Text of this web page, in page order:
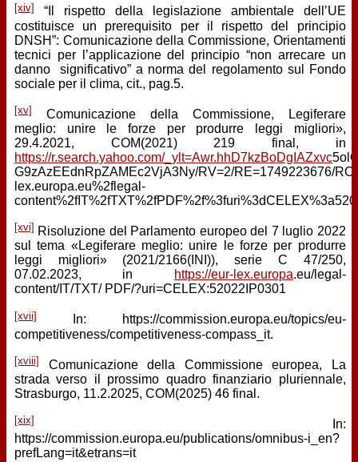
[xiv]
“Il rispetto della legislazione ambientale dell’UE
costituisce un prerequisito per il rispetto del principio
DNSH”: Comunicazione della Commissione, Orientamenti
tecnici per l’applicazione del principio “non arrecare un
danno significativo” a norma del regolamento sul Fondo
sociale per il clima, cit., pag.5.
[xv]
Comunicazione della Commissione, Legiferare
meglio: unire le forze per produrre leggi migliori»,
29.4.2021, COM(2021) 219 final, in
https://r.search.yahoo.com/_ylt=Awr.hhD7kzBoDgIAZxvc
G9zAzEEdnRpZAMEc2VjA3Ny/RV=2/RE=1749223676/
lex.europa.eu%2flegal-
[xvi] Risoluzione del Parlamento europeo del 7 luglio 2022
sul tema «Legiferare meglio: unire le forze per produrre
leggi migliori» (2021/2166(INI)), serie C 47/250,
07.02.2023, in
https://eur-lex.europa.eu/legal-
content/IT/TXT/ PDF/?uri=CELEX:52022IP0301
[xvii]
In: https://commission.europa.eu/topics/eu-
competitiveness/competitiveness-compass_it.
[xviii]
Comunicazione della Commissione europea, La
strada verso il prossimo quadro finanziario pluriennale,
Strasburgo, 11.2.2025, COM(2025) 46 final.
[xix]
In:
https://commission.europa.eu/publications/omnibus-i_en?
prefLang=it&etrans=it